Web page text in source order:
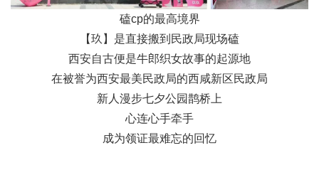
磕cp的最高境界
【玖】是直接搬到民政局现场磕
西安自古便是牛郎织女故事的起源地
在被誉为西安最美民政局的西咸新区民政局
新人漫步七夕公园鹊桥上
心连心手牵手
成为领证最难忘的回忆